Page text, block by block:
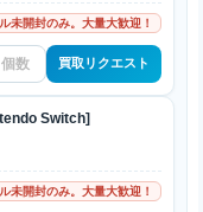
未開封のみ。大量大歓迎！
買取リクエスト
Switch]
未開封のみ。大量大歓迎！